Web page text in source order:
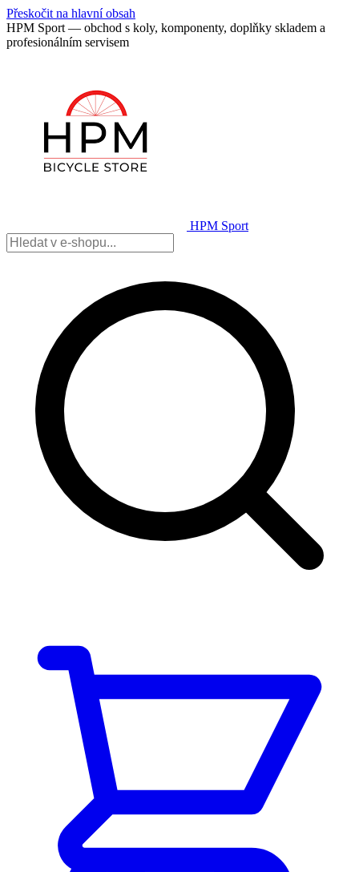
Přeskočit na hlavní obsah
HPM Sport — obchod s koly, komponenty, doplňky skladem a
profesionálním servisem
HPM Sport